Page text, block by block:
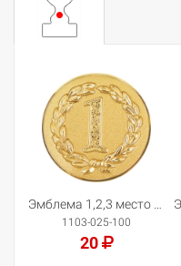
1103-025-100
20